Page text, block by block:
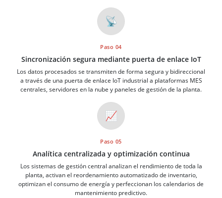
📡
Paso 04
Sincronización segura mediante puerta de enlace IoT
Los datos procesados se transmiten de forma segura y bidireccional
a través de una puerta de enlace IoT industrial a plataformas MES
centrales, servidores en la nube y paneles de gestión de la planta.
📈
Paso 05
Analítica centralizada y optimización continua
Los sistemas de gestión central analizan el rendimiento de toda la
planta, activan el reordenamiento automatizado de inventario,
optimizan el consumo de energía y perfeccionan los calendarios de
mantenimiento predictivo.